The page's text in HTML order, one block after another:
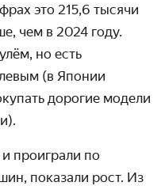
это 215,6 тысячи
чем в 2024 году.
но есть
(в Японии
дорогие модели
проиграли по
показали рост. Из